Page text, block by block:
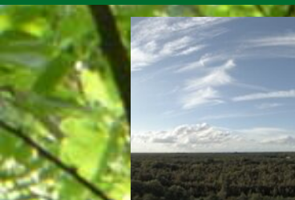
Doorgaan
naar
inhoud